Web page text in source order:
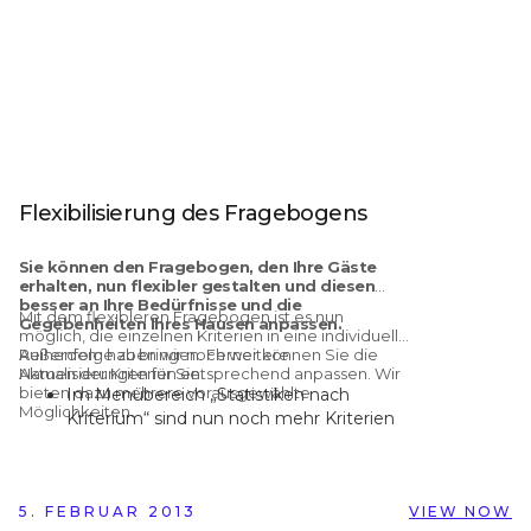
Flexibilisierung des Fragebogens
Sie können den Fragebogen, den Ihre Gäste
erhalten, nun flexibler gestalten und diesen
besser an Ihre Bedürfnisse und die
Gegebenheiten Ihres Hausen anpassen.
Mit dem flexibleren Fragebogen ist es nun
möglich, die einzelnen Kriterien in eine individuelle
Reihenfolge zu bringen. Ferner können Sie die
Namen der Kriterien entsprechend anpassen. Wir
bieten dazu mehrere vorausgewählte
Möglichkeiten.
Außerdem haben wir noch weitere
Aktualisierungen für Sie:
Im Menübereich „Statistiken nach
Kriterium“ sind nun noch mehr Kriterien
angeben.
5. FEBRUAR 2013 VIEW NOW